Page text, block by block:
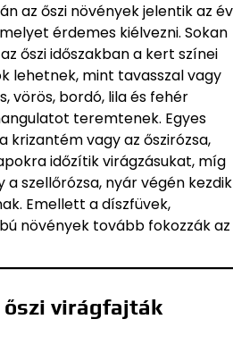
az őszi növények jelentik az év
érdemes kiélvezni. Sokan
őszi időszakban a kert színei
lehetnek, mint tavasszal vagy
vörös, bordó, lila és fehér
teremtenek. Egyes
krizantém vagy az őszirózsa,
időzítik virágzásukat, míg
a szellőrózsa, nyár végén kezdik
Emellett a díszfüvek,
növények tovább fokozzák az
őszi virágfajták